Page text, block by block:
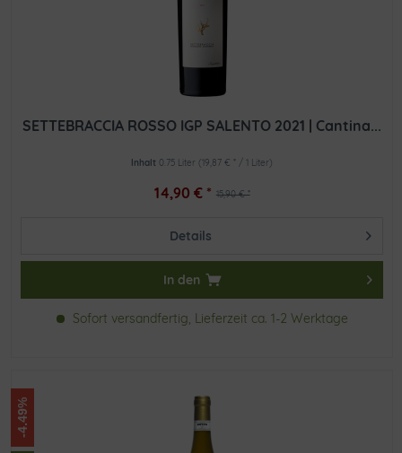
SETTEBRACCIA ROSSO IGP SALENTO 2021 | Cantina...
Inhalt 0.75 Liter (19,87 € * / 1 Liter)
15,90 € *
14,90 € *
Details
In den
Sofort versandfertig, Lieferzeit ca. 1-2 Werktage
-4.49%